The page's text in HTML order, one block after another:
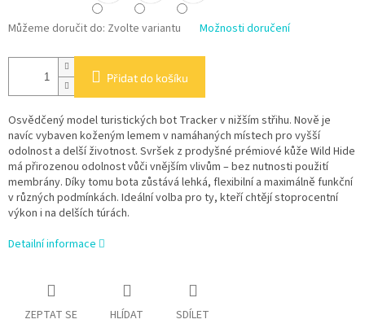
Můžeme doručit do: Zvolte variantu Možnosti doručení
Přidat do košíku
Osvědčený model turistických bot Tracker v nižším střihu. Nově je
navíc vybaven koženým lemem v namáhaných místech pro vyšší
odolnost a delší životnost. Svršek z prodyšné prémiové kůže Wild Hide
má přirozenou odolnost vůči vnějším vlivům – bez nutnosti použití
membrány. Díky tomu bota zůstává lehká, flexibilní a maximálně funkční
v různých podmínkách. Ideální volba pro ty, kteří chtějí stoprocentní
výkon i na delších túrách.
Detailní informace
ZEPTAT SE HLÍDAT SDÍLET